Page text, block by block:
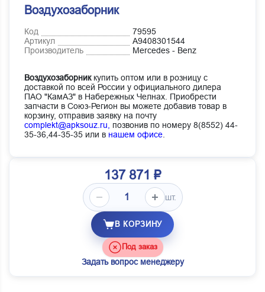
Воздухозаборник
Код
79595
Артикул
A9408301544
Производитель
Mercedes - Benz
Воздухозаборниккупить оптом или в розницу с
доставкой по всей России у официального дилера
ПАО "КамАЗ" в Набережных Челнах. Приобрести
запчасти в Союз-Регион вы можете добавив товар в
корзину, отправив заявку на почту
complekt@apksouz.ru,
позвонив по номеру 8(8552) 44-
35-36,44-35-35 или в нашем офисе
137 871 ₽
шт.
В КОРЗИНУ
Под заказ
Задать вопрос менеджеру